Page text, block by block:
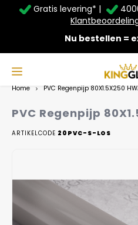
Service &
Betaalmethoden
Taal
Nederlands
Gratis levering* |
Nu bestellen =
Zomer Deals: Tot 20%
veranda's +€20
Home PVC Regenpijp 80X1.5X250
PVC Regenpijp
ARTIKELCODE 20PVC-S-LOS